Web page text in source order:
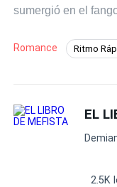
sumergió en el
temprano, quién causa
día que te seques
Romance Ritmo
EL
2.5K